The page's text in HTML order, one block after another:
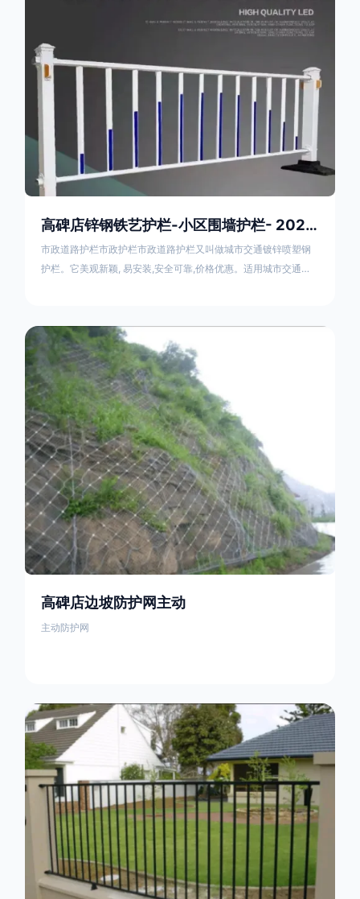
高碑店锌钢铁艺护栏-小区围墙护栏- 2025年17631598285新报价
市政道路护栏市政护栏市政道路护栏又叫做城市交通镀锌喷塑钢
护栏。它美观新颖, 易安装,安全可靠,价格优惠。适用城市交通要
隔离栏，市政道路隔离护栏，人行道路护栏，机动与非机动隔离
护栏、道路中心隔离护栏、带广告牌道路隔离护栏、河道安全护
栏、草坪花坛护栏等市政道路隔离护栏规格齐全、品种多，可以
任
高碑店边坡防护网主动
主动防护网